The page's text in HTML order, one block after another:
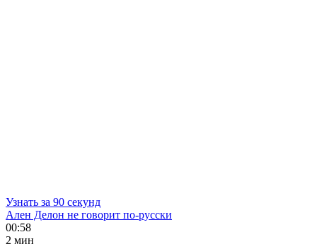
Узнать за 90 секунд
Ален Делон не говорит по-русски
00:58
2 мин